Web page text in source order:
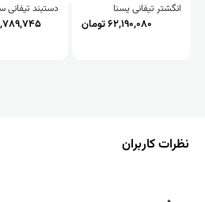
انگشتر تیفانی یسنا
62,190,080 تومان
دستبند تیفانی ساده
128,789,745 تومان
کاربران